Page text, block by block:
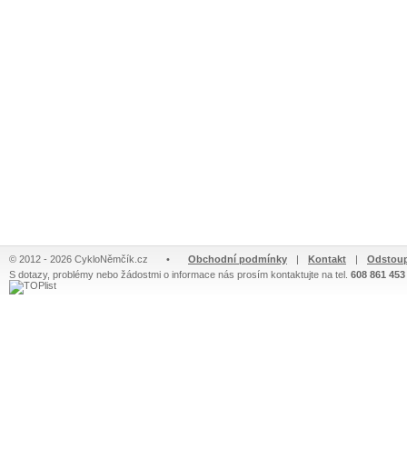
© 2012 - 2026 CykloNěmčík.cz • Obchodní podmínky | Kontakt |
S dotazy, problémy nebo žádostmi o informace nás prosím kontaktujte na tel. 608 861 453